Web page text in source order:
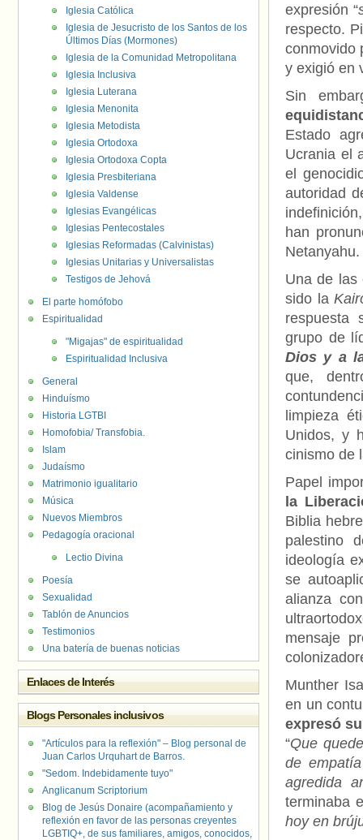
expresión “
respecto.
conmovido
y exigió en
Sin
Estado
Ucrania el
el
autoridad
han
Netanyahu.
Una de las
sido la
respuesta
grupo de
Dios y a
que,
limpieza
Unidos, y
cinismo de
Papel
la
Biblia
palestino
ideología
se
alianza
mensaje
Munther
en un
expresó
“Que
de
agredida
terminaba
hoy en
Iglesia Católica
Iglesia de Jesucristo de los Santos de los
Últimos Días (Mormones)
Iglesia de la Comunidad Metropolitana
Iglesia Inclusiva
Iglesia Luterana
Iglesia Menonita
Iglesia Metodista
Iglesia Ortodoxa
Iglesia Ortodoxa Copta
Iglesia Presbiteriana
Iglesia Valdense
Iglesias Evangélicas
Iglesias Pentecostales
Iglesias Reformadas (Calvinistas)
Iglesias Unitarias y Universalistas
Testigos de Jehová
El parte homófobo
Espiritualidad
"Migajas" de espiritualidad
Espiritualidad Inclusiva
General
Hinduísmo
Historia LGTBI
Homofobia/ Transfobia.
Islam
Judaísmo
Matrimonio igualitario
Música
Nuevos Miembros
Pedagogía oracional
Lectio Divina
Poesía
Sexualidad
Tablón de Anuncios
Testimonios
Una batería de buenas noticias
Enlaces de Interés
Blogs Personales inclusivos
"Artículos para la reflexión" – Blog personal de
Juan Carlos Urquhart de Barros.
"Sedom. Indebidamente tuyo"
Anglicanum Scriptorium
Blog de Jesús Donaire (acompañamiento y
reflexión en favor de las personas creyentes
LGBTIQ+, de sus familiares, amigos, conocidos,